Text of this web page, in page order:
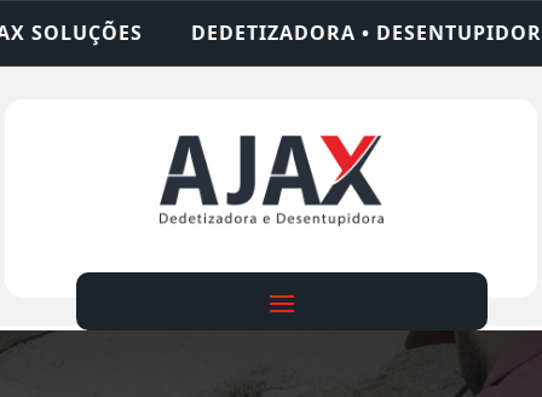
• DESENTUPIDORA • LIMPEZA DE FOSSA